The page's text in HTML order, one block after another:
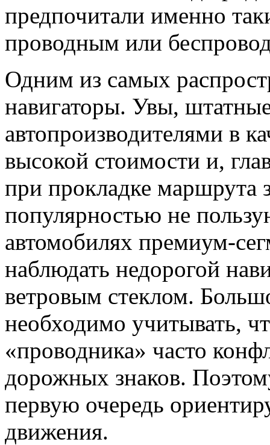
предпочитали именно
проводным или
Одним из самых
навигаторы. Увы,
автопроизводителями в
высокой стоимости и,
при прокладке маршрута
популярностью не
автомобилях премиум-
наблюдать недорогой
ветровым стеклом.
необходимо учитывать,
«проводника» часто
дорожных знаков.
первую очередь
движения.